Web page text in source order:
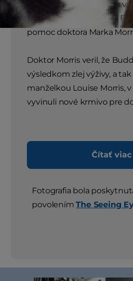
Nemecký ovčiak Buddy
zlyhaním obličiek a pán
pomoc doktora Marka
Doktor Morris veril, že
výsledkom zlej výživy, a tak
manželkou Louise Morris,
vyvinuli nové krmivo pre
Čítať viac
Fotografia bola
povolenímThe Seeing